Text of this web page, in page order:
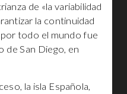
de «la variabilidad
la continuidad
todo el mundo fue
de San Diego, en
la isla Española,